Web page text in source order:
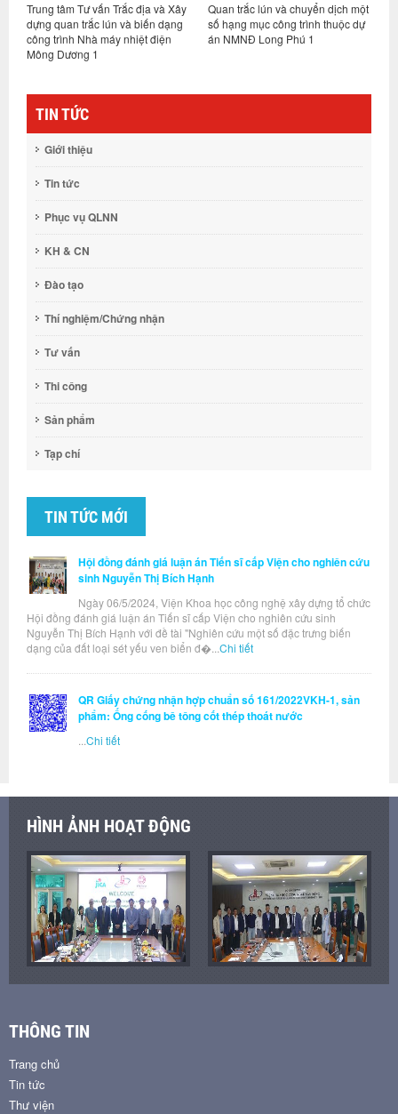
Trung tâm Tư vấn Trắc địa và Xây
dựng quan trắc lún và biến dạng
công trình Nhà máy nhiệt điện
Mông Dương 1
Quan trắc lún và chuyển dịch một
số hạng mục công trình thuộc dự
án NMNĐ Long Phú 1
TIN TỨC
Giới thiệu
Tin tức
Phục vụ QLNN
KH & CN
Đào tạo
Thí nghiệm/Chứng nhận
Tư vấn
Thi công
Sản phẩm
Tạp chí
TIN TỨC MỚI
Hội đồng đánh giá luận án Tiến sĩ cấp Viện cho nghiên cứu
sinh Nguyễn Thị Bích Hạnh
Ngày 06/5/2024, Viện Khoa học công nghệ xây dựng tổ chức
Hội đồng đánh giá luận án Tiến sĩ cấp Viện cho nghiên cứu sinh
Nguyễn Thị Bích Hạnh với đề tài "Nghiên cứu một số đặc trưng biến
dạng của đất loại sét yếu ven biển đ�... Chi tiết
QR Giấy chứng nhận hợp chuẩn số 161/2022VKH-1, sản
phẩm: Ống cống bê tông cốt thép thoát nước
Chi tiết
HÌNH ẢNH HOẠT ĐỘNG
THÔNG TIN
Trang chủ
Tin tức
Thư viện